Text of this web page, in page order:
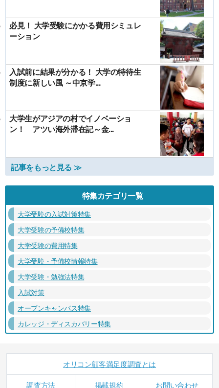
必見！ 大学受験にかかる費用シミュレ
ーション
入試前に結果が分かる！ 大学の特待生
制度に新しい風 ～中京学...
大学生がアジアの村でイノベーショ
ン！ アツい海外滞在記～金...
記事をもっと見る ≫
特集カテゴリ一覧
大学受験の入試対策特集
大学受験の予備校特集
大学受験の費用特集
大学受験・予備校情報特集
大学受験・勉強法特集
入試対策
オープンキャンパス特集
カレッジ・ディスカバリー特集
オリコン顧客満足度調査とは
調査方法 掲載規約 お問い合わせ